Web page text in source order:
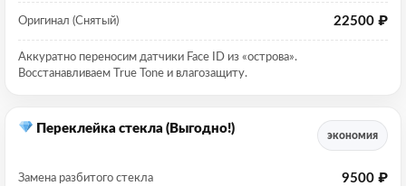
Оригинал (Снятый) 22500 ₽
Аккуратно переносим датчики Face ID из «острова».
Восстанавливаем True Tone и влагозащиту.
Переклейка стекла (Выгодно!)
экономия
Замена разбитого стекла 9500 ₽